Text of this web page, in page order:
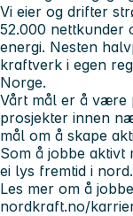
Vi eier og drifter
52.000 nettkunder
energi. Nesten
kraftverk i egen
Norge.
Vårt mål er å være
prosjekter innen
mål om å skape
Som å jobbe aktivt
ei lys fremtid i nord.
Les mer om å
nordkraft.no/